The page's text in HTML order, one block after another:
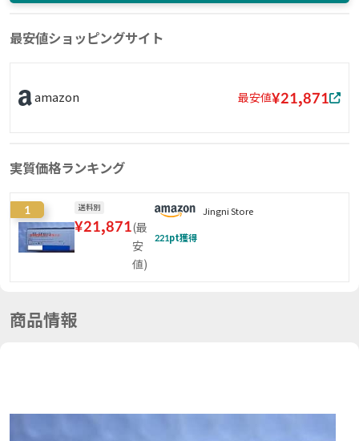
最安値ショッピングサイト
amazon 最安値¥21,871
実質価格ランキング
1 送料別
¥21,871(最
安
値)
Jingni Store
221pt獲得
商品情報